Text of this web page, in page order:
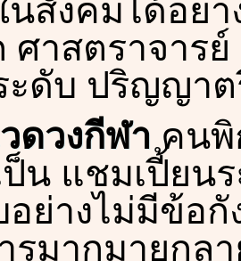
สังคมได้อย่
ศาสตราจาร
ะดับ ปริญญา
ดวงกีฬาคนพิ
ป็น แชมเปี้ยน
อย่างไม่มีข้อ
รมากมายกล